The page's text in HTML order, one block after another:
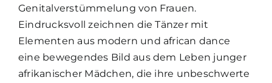
Presse
Genitalverstümmelung von Frauen.
Eindrucksvoll zeichnen die Tänzer mit
Elementen aus modern und african dance
eine bewegendes Bild aus dem Leben junger
afrikanischer Mädchen, die ihre unbeschwerte